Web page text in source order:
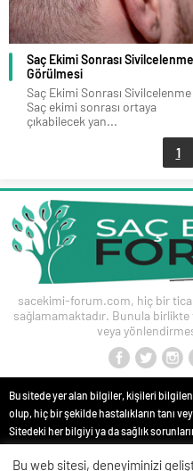
Saç Ekimi Sonrası Sivilcelenme
Görülmesi
Saç Ekimi Sonrası Sivilcelenme
Saç ekimi sonrası ortaya
çıkabilecek yan...
1
sacekimi-forum.com, hiç bir
sağlamamaktadır. Bunula
veya
Bu sitede yer alan bilgiler, kişileri
olup, hiç bir şekilde hastalıkların tanı
Sitedeki her bilgiyi ya da sağlık
danışmalıdırlar. Bu sitede yer alan
tedavisinin veya konsültasyonunun
Bu web sitesi, deneyiminizi